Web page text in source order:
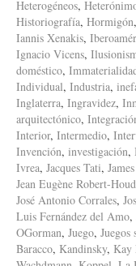
Heterogéneos,
Historiografía, Hormigón,
Iannis Xenakis,
Ignacio Vicens,
doméstico,
Individual, Industria,
Inglaterra, Ingravidez,
arquitectónico,
Interior, Intermedio,
Invención, investigación,
Ivrea, Jacques Tati,
Jean Eugène Robert-
José Antonio Corrales,
Luis Fernández del Amo,
OGorman, Juego, Juegos
Baracco, Kandinsky, Kay